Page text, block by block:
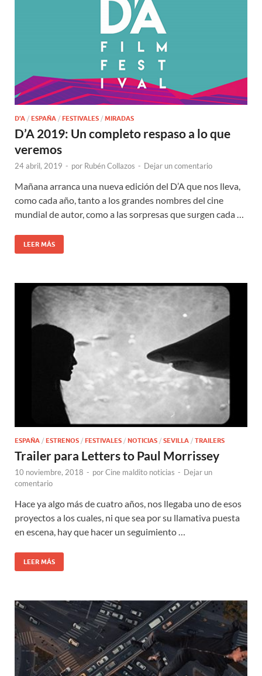
D'A / ESPAÑA / FESTIVALES / MIRADAS
D’A 2019: Un completo respaso a lo que
veremos
24 abril, 2019 - por Rubén Collazos - Dejar un comentario
Mañana arranca una nueva edición del D’A que nos lleva,
como cada año, tanto a los grandes nombres del cine
mundial de autor, como a las sorpresas que surgen cada …
LEER MÁS
ESPAÑA / ESTRENOS / FESTIVALES / NOTICIAS / SEVILLA / TRAILERS
Trailer para Letters to Paul Morrissey
10 noviembre, 2018 - porCine maldito noticias - Dejar un
comentario
Hace ya algo más de cuatro años, nos llegaba uno de esos
proyectos a los cuales, ni que sea por su llamativa puesta
en escena, hay que hacer un seguimiento …
LEER MÁS